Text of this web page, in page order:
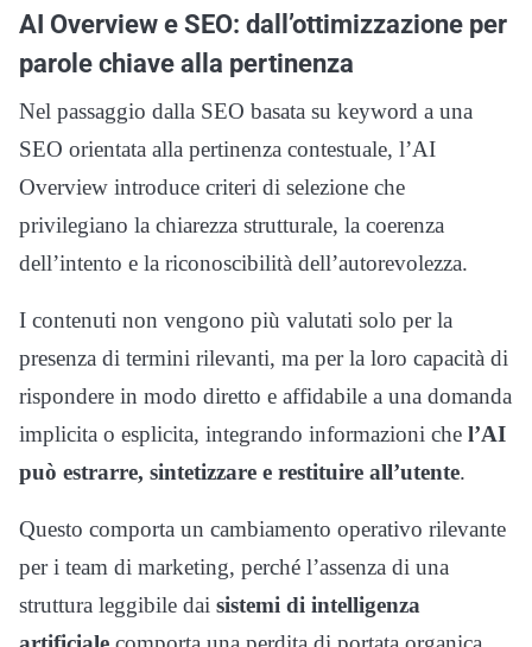
AI Overview e SEO: dall’ottimizzazione per
parole chiave alla pertinenza
Nel passaggio dalla SEO basata su keyword a una
SEO orientata alla pertinenza contestuale, l’AI
Overview introduce criteri di selezione che
privilegiano la chiarezza strutturale, la coerenza
dell’intento e la riconoscibilità dell’autorevolezza.
I contenuti non vengono più valutati solo per la
presenza di termini rilevanti, ma per la loro capacità di
rispondere in modo diretto e affidabile a una domanda
implicita o esplicita, integrando informazioni che l’AI
può estrarre, sintetizzare e restituire all’utente.
Questo comporta un cambiamento operativo rilevante
per i team di marketing, perché l’assenza di una
struttura leggibile dai sistemi di intelligenza